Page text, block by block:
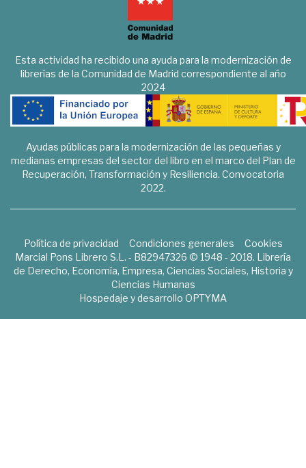
Esta actividad ha recibido una ayuda para la modernización de
librerías de la Comunidad de Madrid correspondiente al año
2024
Ayudas públicas para la modernización de las pequeñas y
medianas empresas del sector del libro en el marco del Plan de
Recuperación, Transformación y Resiliencia. Convocatoria
2022.
Política de privacidad Condiciones generales
Cookies
Marcial Pons Librero S.L. - B82947326 © 1948 - 2018. Librería
de Derecho, Economía, Empresa, Ciencias Sociales, Historia y
Ciencias Humanas
Hospedaje y desarrollo OPTYMA